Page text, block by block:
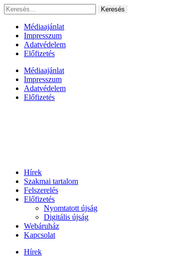
Ugrás
a
tartalomhoz
Keresés:
Médiaajánlat
Impresszum
Adatvédelem
Előfizetés
Médiaajánlat
Impresszum
Adatvédelem
Előfizetés
Hírek
Szakmai tartalom
Felszerelés
Előfizetés
Nyomtatott újság
Digitális újság
Webáruház
Kapcsolat
Hírek